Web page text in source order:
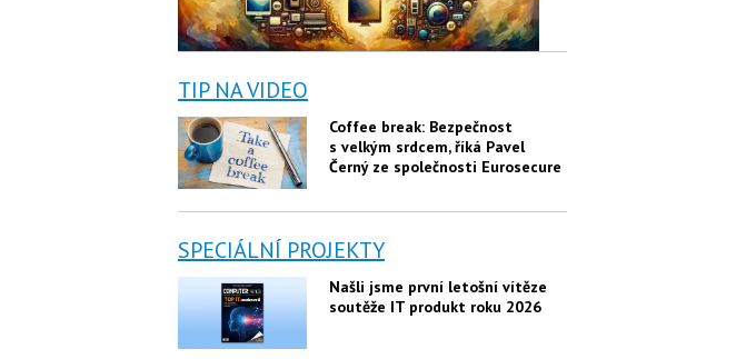
TIP NA VIDEO
Coffee break: Bezpečnost
s velkým srdcem, říká Pavel
Černý ze společnosti Eurosecure
SPECIÁLNÍ PROJEKTY
Našli jsme první letošní vítěze
soutěže IT produkt roku 2026